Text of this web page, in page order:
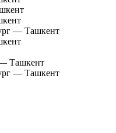
— Ташкент
Ташкент
— Ташкент